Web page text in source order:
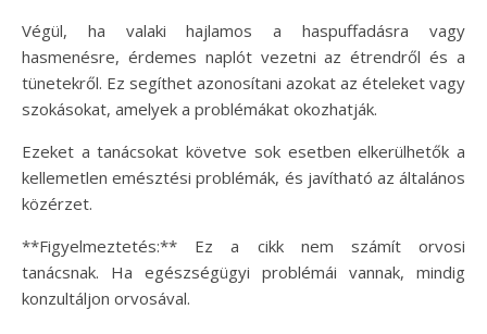
Végül, ha valaki hajlamos a haspuffadásra vagy
hasmenésre, érdemes naplót vezetni az étrendről és a
tünetekről. Ez segíthet azonosítani azokat az ételeket vagy
szokásokat, amelyek a problémákat okozhatják.
Ezeket a tanácsokat követve sok esetben elkerülhetők a
kellemetlen emésztési problémák, és javítható az általános
közérzet.
**Figyelmeztetés:** Ez a cikk nem számít orvosi
tanácsnak. Ha egészségügyi problémái vannak, mindig
konzultáljon orvosával.